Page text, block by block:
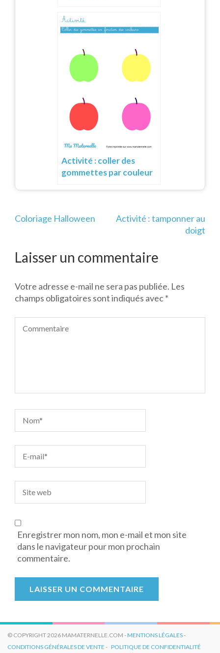
Activité : coller des
gommettes par couleur
Navigation
Coloriage Halloween
Activité : tamponner au
doigt
Laisser un commentaire
Votre adresse e-mail ne sera pas publiée. Les
champs obligatoires sont indiqués avec*
Enregistrer mon nom, mon e-mail et mon site
dans le navigateur pour mon prochain
commentaire.
© COPYRIGHT 2026 MAMATERNELLE.COM -MENTIONS LÉGALES-
CONDITIONS GÉNÉRALES DE VENTE - POLITIQUE DE CONFIDENTIALITÉ